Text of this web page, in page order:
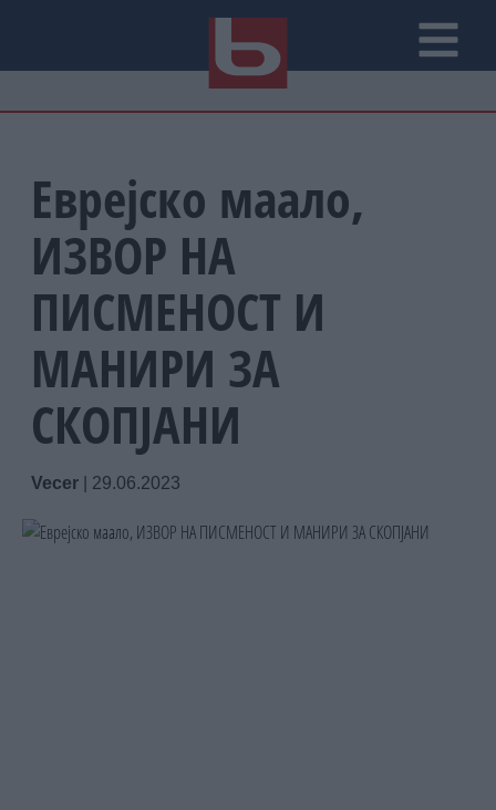
Еврејско маало,
ИЗВОР НА
ПИСМЕНОСТ И
МАНИРИ ЗА
СКОПЈАНИ
Vecer 29.06.2023